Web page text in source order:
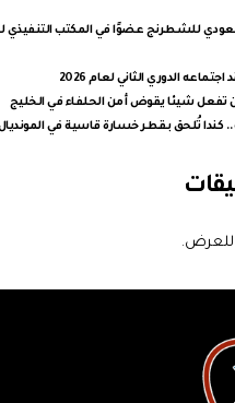
للشطرنج عضوًا في المكتب التنفيذي
الدوري الثاني لعام 2026
تفعل شيئا يقوض أمن الحلفاء في الخليج
تُلحق بقطر خسارة قاسية في
للعرض.